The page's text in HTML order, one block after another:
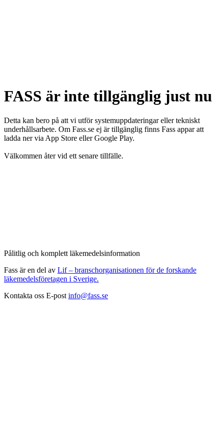
FASS är inte tillgänglig just nu
Detta kan bero på att vi utför systemuppdateringar eller tekniskt
underhållsarbete. Om Fass.se ej är tillgänglig finns Fass appar att
ladda ner via App Store eller Google Play.
Välkommen åter vid ett senare tillfälle.
Pålitlig och komplett läkemedelsinformation
Fass är en del av Lif – branschorganisationen för de forskande
läkemedelsföretagen i Sverige.
Kontakta oss E-post info@fass.se